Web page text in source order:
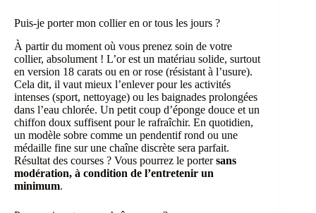
Puis-je porter mon collier en or tous les jours ?
À partir du moment où vous prenez soin de votre
collier, absolument ! L’or est un matériau solide, surtout
en version 18 carats ou en or rose (résistant à l’usure).
Cela dit, il vaut mieux l’enlever pour les activités
intenses (sport, nettoyage) ou les baignades prolongées
dans l’eau chlorée. Un petit coup d’éponge douce et un
chiffon doux suffisent pour le rafraîchir. En quotidien,
un modèle sobre comme un pendentif rond ou une
médaille fine sur une chaîne discrète sera parfait.
Résultat des courses ? Vous pourrez le portersans
modération, à condition de l’entretenir un
minimum.